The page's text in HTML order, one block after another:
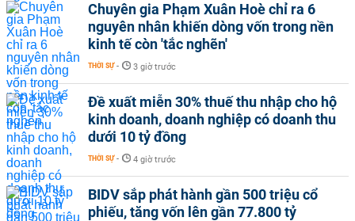
Chuyên gia Phạm Xuân Hoè chỉ ra 6
nguyên nhân khiến dòng vốn trong nền
kinh tế còn 'tắc nghẽn'
THỜI SỰ - 3 giờ trước
Đề xuất miễn 30% thuế thu nhập cho hộ
kinh doanh, doanh nghiệp có doanh thu
dưới 10 tỷ đồng
THỜI SỰ - 4 giờ trước
BIDV sắp phát hành gần 500 triệu cổ
phiếu, tăng vốn lên gần 77.800 tỷ